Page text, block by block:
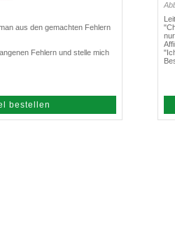
aus den gemachten Fehlern
Fehlern und stelle mich
bestellen